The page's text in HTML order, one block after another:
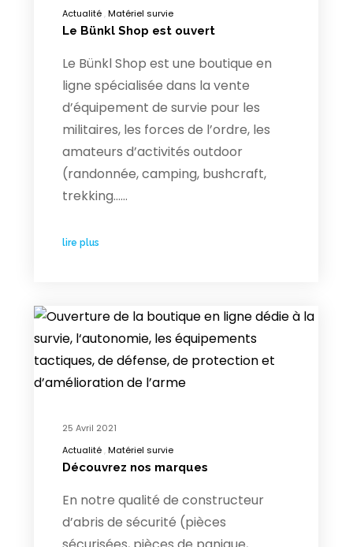
Actualité Matériel survie
Le Bünkl Shop est ouvert
Le Bünkl Shop est une boutique en
ligne spécialisée dans la vente
d’équipement de survie pour les
militaires, les forces de l’ordre, les
amateurs d’activités outdoor
(randonnée, camping, bushcraft,
trekking……
lire plus
25 Avril 2021
Actualité Matériel survie
Découvrez nos marques
En notre qualité de constructeur
d’abris de sécurité (pièces